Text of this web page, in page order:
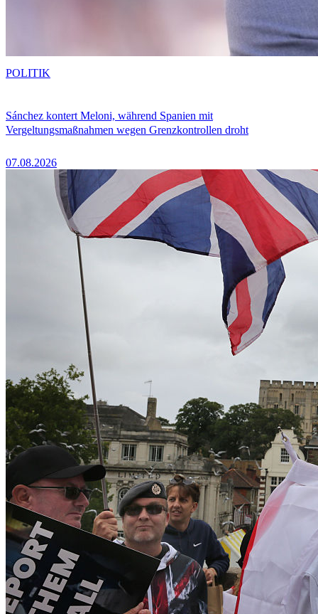
Sánchez kontert Meloni, während Spanien mit
Vergeltungsmaßnahmen wegen Grenzkontrollen droht
07.08.2026
POLITIK